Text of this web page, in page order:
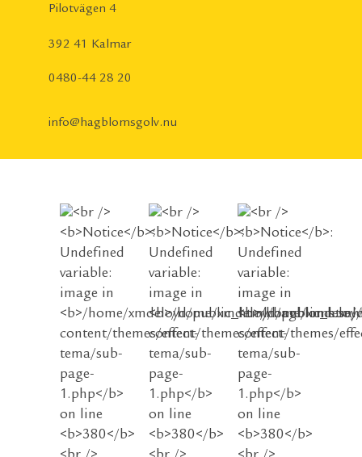
Pilotvägen 4
392 41 Kalmar
0480-44 28 20
info@hagblomsgolv.nu